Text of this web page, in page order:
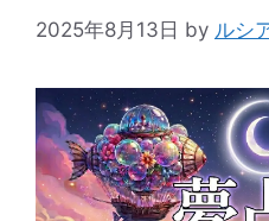
2025年8月13日 by ルシ